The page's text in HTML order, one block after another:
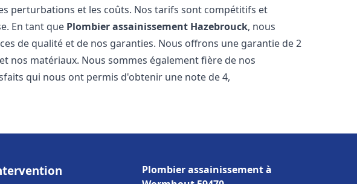
perturbations et les coûts. Nos tarifs sont compétitifs et
En tant que Plombier assainissement Hazebrouck, nous
de qualité et de nos garanties. Nous offrons une garantie de 2
nos matériaux. Nous sommes également fière de nos
qui nous ont permis d'obtenir une note de 4,
Plombier assainissement à